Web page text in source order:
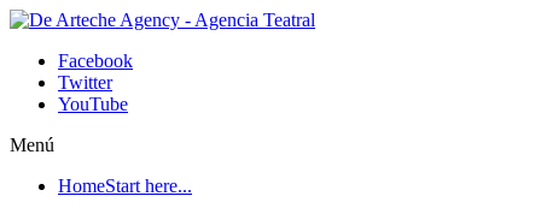
Facebook
Twitter
YouTube
Menú
HomeStart here...